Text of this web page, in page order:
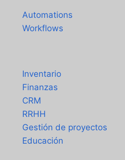
Automations
Workflows
Inventario
Finanzas
CRM
RRHH
Gestión de proyectos
Educación